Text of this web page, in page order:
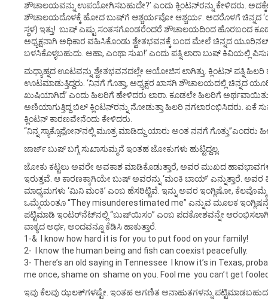
ಶೌಚಾಲಯವನ್ನು ಉಪಯೋಗಿಸಬಹುದೇ?’ ಎಂದು ಕ್ಲಿಂಟನ್‌ರನ್ನು ಕೇಳಿದರು.
ಶೌಚಾಲಯದೊಳಕ್ಕೆ ಹೋದ ಬುಷ್‌ಗೆ ಆಶ್ಚರ್ಯವೋ ಆಶ್ಚರ್ಯ. ಅದರೊಳಗೆ ಚಿನ್ನದ
ಸ್ಥಳ) ಇತ್ತು! ಬುಷ್ ಎಷ್ಟು ಸಂತಸಗೊಂಡರೆಂದರೆ ಶೌಚಾಲಯದಿಂದ ಹೊರಬಂದ
ಅಧ್ಯಕ್ಷನಾಗಿ ಅಧಿಕಾರ ವಹಿಸಿಕೊಂಡು ಶ್ವೇತಭವನಕ್ಕೆ ಬಂದ ಮೇಲೆ ಚಿನ್ನದ
ಬಳಸಿಕೊಳ್ಳಬಹುದು. ಅಹಾ, ಎಂಥಾ ಸುಖ!’ ಎಂದು ಪತ್ನಿ ಲಾರಾ ಬುಷ್ ಕಿವಿಯಲ್ಲಿ
ಮಧ್ಯಾಹ್ನದ ಊಟವನ್ನು ಶ್ವೇತಭವನದಲ್ಲೇ ಆಯೋಜಿಸ ಲಾಗಿತ್ತು. ಕ್ಲಿಂಟನ್ ಪತ್ನಿ ಹಿಲರಿ
ಊಟಮಾಡುತ್ತಿದ್ದರು. ‘ನಿನಗೆ ಗೊತ್ತಾ, ಅಧ್ಯಕ್ಷರ ಖಾಸಗಿ ಶೌಚಾಲಯದಲ್ಲಿ ಚಿನ್ನದ
ಖುಷಿಯಾಗಿದೆ’ ಎಂದು ಹಿಲರಿಗೆ ಹೇಳಿದರು ಲಾರಾ. ಕೂಡಲೇ ಹಿಲರಿಗೆ ಅರ್ಥವಾಯಿತು.
ಅಣಿಯಾಗುತ್ತಿದ್ದ ಬಿಲ್ ಕ್ಲಿಂಟನ್‌ರನ್ನು ನೋಡುತ್ತಾ ಹಿಲರಿ ನಗಲಾರಂಭಿಸಿದರು. ಏಕೆ
ಕ್ಲಿಂಟನ್ ಕಾರಣವೇನೆಂದು ಕೇಳಿದರು.
“ನಿನ್ನ ಸ್ಯಾಕ್ಸೊಫೋನ್‌ನಲ್ಲಿ ಮೂತ್ರ ಮಾಡಿದ್ದು ಯಾರು ಅಂತ ನನಗೆ ಗೊತ್ತು”ಎಂದರು
ಜಾರ್ಜ್ ಬುಷ್ ಬಗ್ಗೆ ಸುಖಾಸುಮ್ಮನೆ ಇಂತಹ ಜೋಕುಗಳು ಹುಟ್ಟಿದ್ದಲ್ಲ.
ಜೋಕು ಕಟ್ಟಲು ಅವರೇ ಅವಕಾಶ ಮಾಡಿಕೊಡುತ್ತಾರೆ, ಅವರ ಮುಖದ
ಇರುತ್ತವೆ. ಆ ಕಾರಣಕ್ಕಾಗಿಯೇ ಬುಷ್ ಅವರನ್ನು ‘ಮಂಕಿ ಬಾಯ್’ ಎನ್ನುತ್ತಾರೆ.
ಮಾಧ್ಯಮಗಳು ‘ಮಿನಿ ಮಂಕಿ’ ಎಂಬ ಹೆಸರಿಟ್ಟಿವೆ. ಇನ್ನು ಅವರ ಇಂಗ್ಲಿಷೋ, ಕೆಲವೊಮ್ಮೆ
ಒಮ್ಮೆಯಂತೂ “They misunderestimated me” ಎನ್ನುವ ಮೂಲಕ
ಪಟ್ಟಿಮಾಡಿ ಇಂಟರ್‌ನೆಟ್‌ನಲ್ಲಿ “ಬುಷ್‌ಯಿಸಂ” ಎಂಬ ಪದಕೋಶವನ್ನೇ
ವಾಕ್ಯದ ಅರ್ಥ, ಅಂದವನ್ನೂ ಕೆಡಿಸಿ ಹಾಕುತ್ತಾರೆ.
1-& I know how hard it is for you to put food on your family!
2- I know the human being and fish can coexist peacefully.
3- There’s an old saying in Tennessee  I know it’s in Texas,
me once, shame on  shame on you. Fool me  you can’t get
ಇವು ಕೆಲವು ಝಲಕ್‌ಗಳಷ್ಟೇ. ಇಂತಹ ಅಗಣಿತ ಅನಾಹುತಗಳನ್ನು